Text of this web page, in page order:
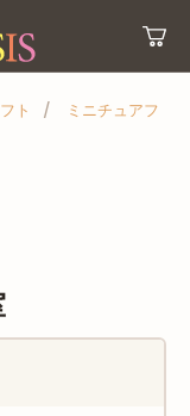
ト
ミニチュアフ